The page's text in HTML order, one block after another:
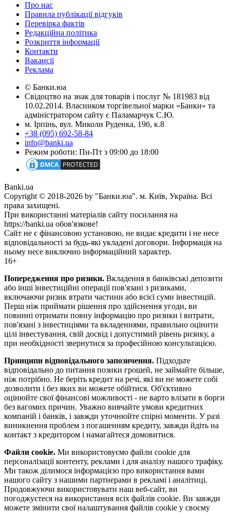
Про нас
Правила публікації відгуків
Перевірка фактів
Редакційна політика
Розкриття інформації
Контакти
Вакансії
Реклама
© Банки.юа
Свідоцтво на знак для товарів і послуг № 181983 від
10.02.2014. Власником торгівельної марки «Банки» та
адміністратором сайту є Паламарчук С.Ю.
м. Ірпінь, вул. Миколи Руденка, 19б, к.8
+38 (095) 692-58-84
info@banki.ua
Режим роботи: Пн-Пт з 09:00 до 18:00
Banki.ua
Copyright © 2018-2026 by "Банки.юа". м. Київ, Україна. Всі
права захищені.
При використанні матеріалів сайту посилання на
https://banki.ua обов'язкове!
Сайт не є фінансовою установою, не видає кредити і не несе
відповідальності за будь-які укладені договори. Інформація на
ньому несе виключно інформаційний характер.
16+
Попередження про ризики. Вкладення в банківські депозити
або інші інвестиційні операції пов'язані з ризиками,
включаючи ризик втрати частини або всієї суми інвестицій.
Перш ніж приймати рішення про здійснення угоди, ви
повинні отримати повну інформацію про ризики і витрати,
пов'язані з інвестиціями та вкладеннями, правильно оцінити
цілі інвестування, свій досвід і допустимий рівень ризику, а
при необхідності звернутися за професійною консультацією.
Принципи відповідального запозичення. Підходьте
відповідально до питання позики грошей, не займайте більше,
ніж потрібно. Не беріть кредит на речі, які ви не можете собі
дозволити і без яких ви можете обійтися. Об'єктивно
оцінюйте свої фінансові можливості - не варто влізати в борги
без вагомих причин. Уважно вивчайте умови кредитних
компаній і банків, і завжди уточнюйте спірні моменти. У разі
виникнення проблем з погашенням кредиту, завжди йдіть на
контакт з кредитором і намагайтеся домовитися.
Файли cookie. Ми використовуємо файли cookie для
персоналізації контенту, реклами і для аналізу нашого трафіку.
Ми також ділимося інформацією про використання вами
нашого сайту з нашими партнерами в рекламі і аналітиці.
Продовжуючи використовувати наш веб-сайт, ви
погоджуєтеся на використання всіх файлів cookie. Ви завжди
можете змінити свої налаштування файлів cookie у своєму